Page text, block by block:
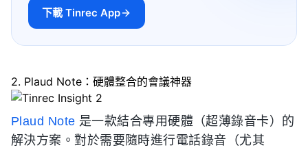
下載 Tinrec App
2. Plaud Note：硬體整合的會議神器
Plaud Note 是一款結合專用硬體（超薄錄音卡）的
解決方案。對於需要隨時進行電話錄音（尤其